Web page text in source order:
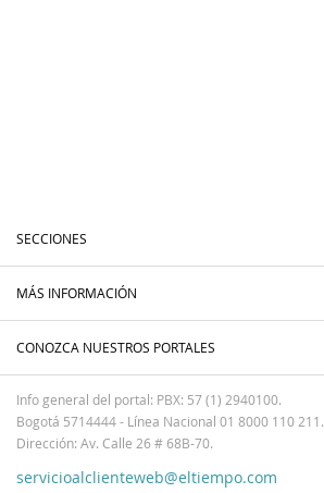
SECCIONES
MÁS INFORMACIÓN
CONOZCA NUESTROS PORTALES
Info general del portal: PBX: 57 (1) 2940100.
Bogotá 5714444 - Línea Nacional 01 8000 110 211.
Dirección: Av. Calle 26 # 68B-70.
servicioalclienteweb@eltiempo.com